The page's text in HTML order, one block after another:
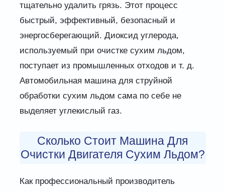
тщательно удалить грязь. Этот процесс
быстрый, эффективный, безопасный и
энергосберегающий. Диоксид углерода,
используемый при очистке сухим льдом,
поступает из промышленных отходов и т. д.
Автомобильная машина для струйной
обработки сухим льдом сама по себе не
выделяет углекислый газ.
Сколько Стоит Машина Для
Очистки Двигателя Сухим Льдом?
Как профессиональный производитель